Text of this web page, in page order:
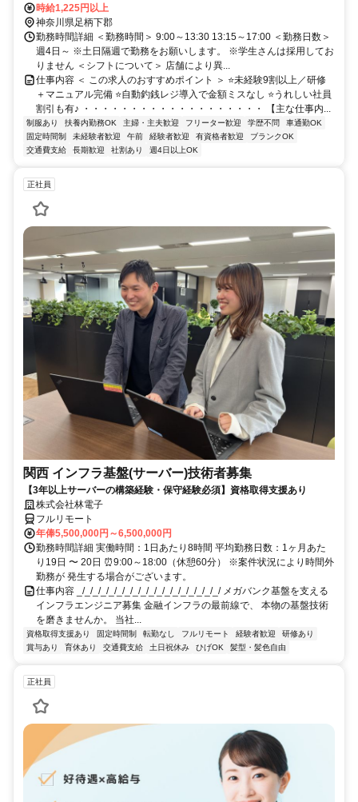
時給1,225円以上
神奈川県足柄下郡
勤務時間詳細 ＜勤務時間＞ 9:00～13:30 13:15～17:00 ＜勤務日数＞
週4日～ ※土日隔週で勤務をお願いします。 ※学生さんは採用してお
りません ＜シフトについて＞ 店舗により異...
仕事内容 ＜ この求人のおすすめポイント ＞ ⭐未経験9割以上／研修
＋マニュアル完備 ⭐自動釣銭レジ導入で金額ミスなし ⭐うれしい社員
割引も有♪ ・・・・・・・・・・・・・・・・・・・ 【主な仕事内...
制服あり 扶養内勤務OK 主婦・主夫歓迎 フリーター歓迎 学歴不問
車通勤OK
固定時間制
未経験者歓迎 午前 経験者歓迎 有資格者歓迎
ブランクOK
交通費支給
長期歓迎 社割あり 週4日以上OK
正社員
関西 インフラ基盤(サーバー)技術者募集
【3年以上サーバーの構築経験・保守経験必須】資格取得支援あり
株式会社林電子
フルリモート
年俸5,500,000円～6,500,000円
勤務時間詳細 実働時間：1日あたり8時間 平均勤務日数：1ヶ月あた
り19日 〜 20日 ⏰9:00～18:00（休憩60分） ※案件状況により時間外
勤務が 発生する場合がございます。
仕事内容 _/_/_/_/_/_/_/_/_/_/_/_/_/_/_/_/_/_/ メガバンク基盤を支える
インフラエンジニア募集 金融インフラの最前線で、 本物の基盤技術
を磨きませんか。 当社...
資格取得支援あり 固定時間制 転勤なし フルリモート 経験者歓迎
研修あり
賞与あり
育休あり 交通費支給 土日祝休み ひげOK 髪型・髪色自由
正社員